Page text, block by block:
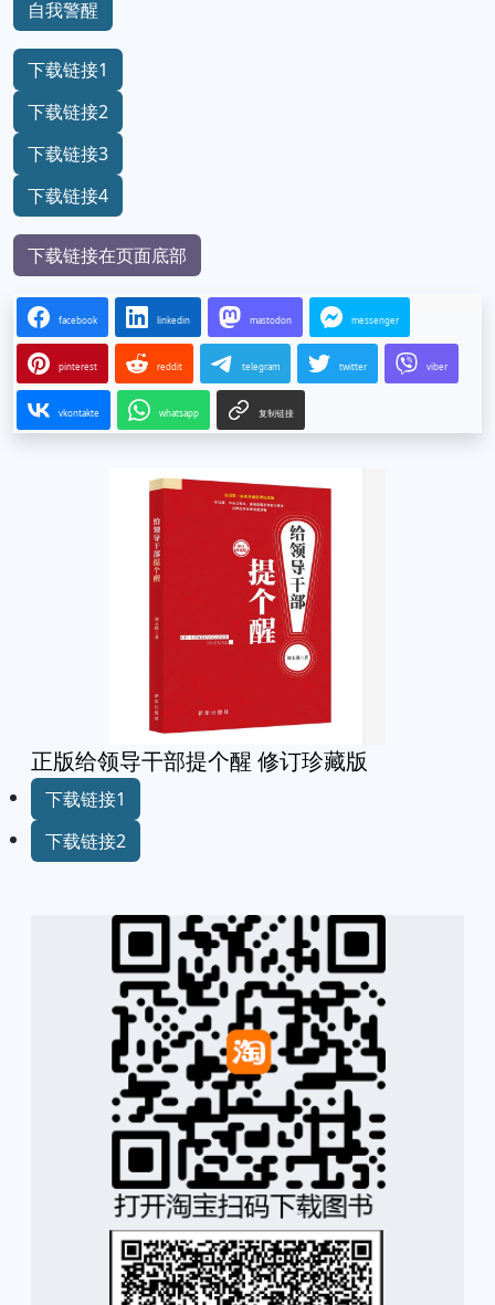
自我警醒
下载链接1
下载链接2
下载链接3
下载链接4
下载链接在页面底部
facebook linkedin mastodon messenger
pinterest reddit telegram twitter viber
vkontakte whatsapp 复制链接
正版给领导干部提个醒 修订珍藏版
下载链接1
下载链接2